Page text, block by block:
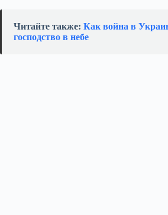
Читайте также: Как война в
господство в небе